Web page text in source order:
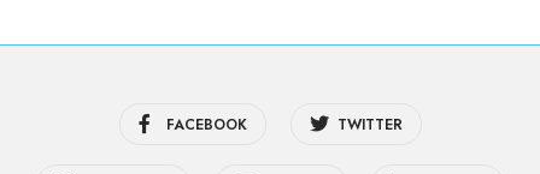
FACEBOOK TWITTER